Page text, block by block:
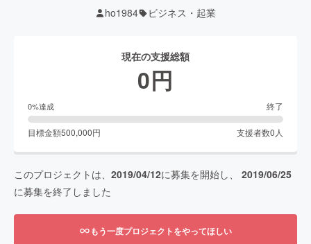
ho1984 ビジネス・起業
現在の支援総額
0円
0%達成 終了
目標金額500,000円 支援者数0 人
このプロジェクトは、 2019/04/12に募集を開始し、 2019/06/25
に募集を終了しました
もう一度プロジェクトをやってほしい